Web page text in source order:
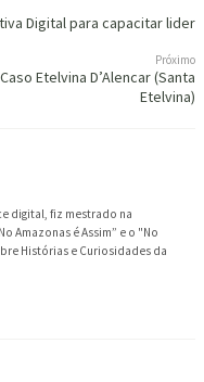
Digital para capacitar
Próximo
Etelvina D’Alencar (Santa
Etelvina)
digital, fiz mestrado na
Amazonas é Assim” e o "No
Histórias e Curiosidades da